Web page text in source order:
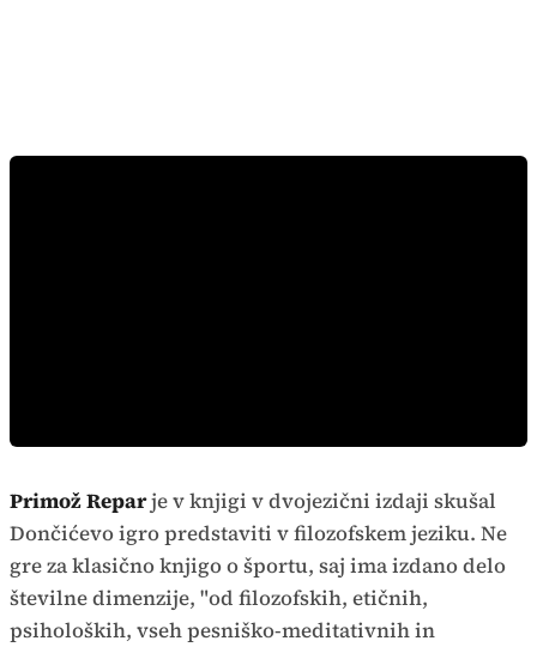
Primož Reparje v knjigi v dvojezični izdaji skušal
Dončićevo igro predstaviti v filozofskem jeziku. Ne
gre za klasično knjigo o športu, saj ima izdano delo
številne dimenzije, "od filozofskih, etičnih,
psiholoških, vseh pesniško-meditativnih in